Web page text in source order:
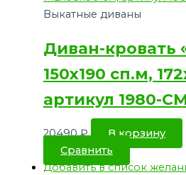
Выкатные диваны
Диван-кровать
150х190 сп.м,
артикул 1980-
20490₽
В корзину
Сравнить
Добавить в список